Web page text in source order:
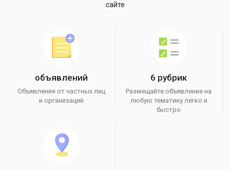
сайте
объявлений
Объявления от частных лиц
и организаций
6 рубрик
Размещайте объявление на
любую тематику легко и
быстро